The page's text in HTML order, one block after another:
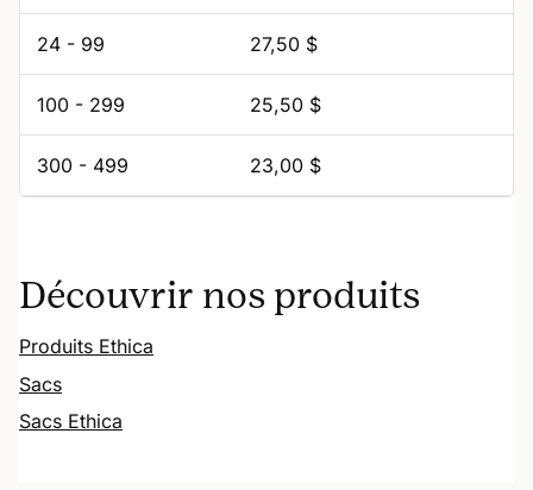
24 - 99 27,50 $
100 - 299 25,50 $
300 - 499 23,00 $
Découvrir nos produits
Produits Ethica
Sacs
Sacs Ethica